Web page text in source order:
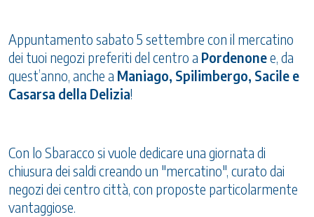
Appuntamento sabato 5 settembre con il mercatino
dei tuoi negozi preferiti del centro a Pordenonee, da
quest’anno, anche a Maniago, Spilimbergo, Sacile e
Casarsa della Delizia!
Con lo Sbaracco si vuole dedicare una giornata di
chiusura dei saldi creando un "mercatino", curato dai
negozi dei centro città, con proposte particolarmente
vantaggiose.